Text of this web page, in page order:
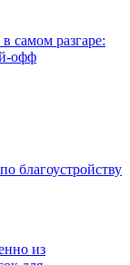
самом разгаре:
офф
благоустройству
из